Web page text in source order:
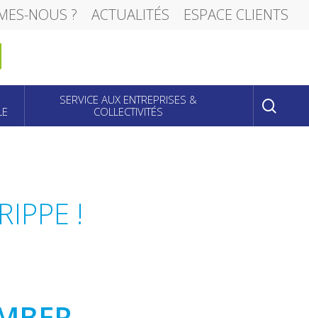
NOUS ? ACTUALITÉS ESPACE CLIENTS
SERVICE AUX ENTREPRISES &
COLLECTIVITÉS
!